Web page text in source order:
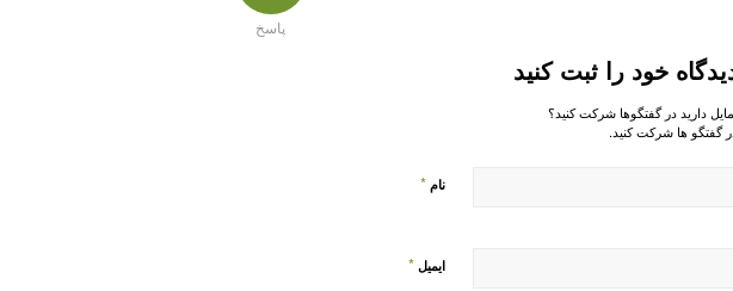
پاسخ
خود را ثبت کنید
دارید در گفتگوها شرکت کنید؟
گفتگو ها شرکت کنید.
نام *
ایمیل *